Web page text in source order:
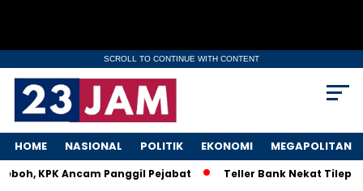
SCROLL TO CONTINUE WITH CONTENT
HOME NASIONAL POLITIK EKONOMI MEGAPOLITAN
KPK Ancam Panggil Pejabat Teller Bank Nekat Tilep